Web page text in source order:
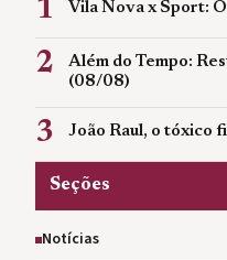
1 Vila Nova x Sport:
2
Além do Tempo:
(08/08)
3 João Raul, o tóxico
Seções
Notícias